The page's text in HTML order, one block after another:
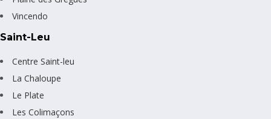
Vincendo
Saint-Leu
Centre Saint-leu
La Chaloupe
Le Plate
Les Colimaçons